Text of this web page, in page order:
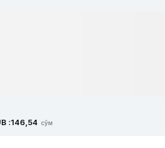
:146,54 сўм